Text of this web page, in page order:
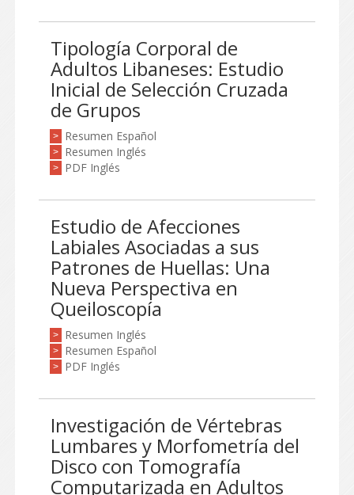
Tipología Corporal de
Adultos Libaneses: Estudio
Inicial de Selección Cruzada
de Grupos
> Resumen Español
> Resumen Inglés
> PDF Inglés
Estudio de Afecciones
Labiales Asociadas a sus
Patrones de Huellas: Una
Nueva Perspectiva en
Queiloscopía
> Resumen Inglés
> Resumen Español
> PDF Inglés
Investigación de Vértebras
Lumbares y Morfometría del
Disco con Tomografía
Computarizada en Adultos